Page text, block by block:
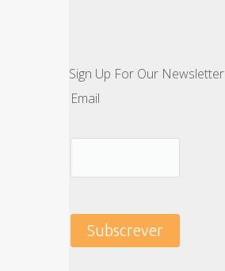
Sign Up For Our Newsletter
Email